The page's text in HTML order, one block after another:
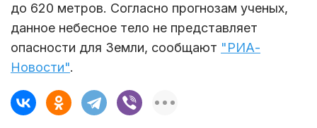
до 620 метров. Согласно прогнозам ученых,
данное небесное тело не представляет
опасности для Земли, сообщают "РИА-
Новости".